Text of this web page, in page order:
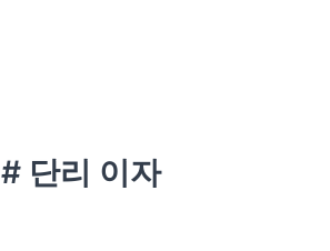
# 단리 이자